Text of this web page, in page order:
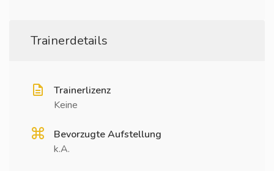
Trainerdetails
Trainerlizenz
Keine
Bevorzugte Aufstellung
k.A.